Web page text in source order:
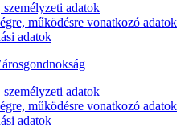
személyzeti adatok
működésre vonatkozó adatok
adatok
személyzeti adatok
működésre vonatkozó adatok
adatok